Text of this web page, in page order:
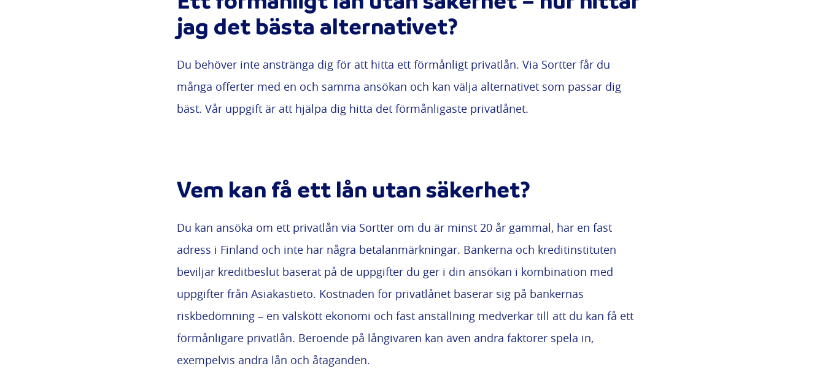
jag det bästa alternativet?
Du behöver inte anstränga dig för att hitta ett förmånligt privatlån. Via Sortter får du
många offerter med en och samma ansökan och kan välja alternativet som passar dig
bäst. Vår uppgift är att hjälpa dig hitta det förmånligaste privatlånet.
Vem kan få ett lån utan säkerhet?
Du kan ansöka om ett privatlån via Sortter om du är minst 20 år gammal, har en fast
adress i Finland och inte har några betalanmärkningar. Bankerna och kreditinstituten
beviljar kreditbeslut baserat på de uppgifter du ger i din ansökan i kombination med
uppgifter från Asiakastieto. Kostnaden för privatlånet baserar sig på bankernas
riskbedömning – en välskött ekonomi och fast anställning medverkar till att du kan få ett
förmånligare privatlån. Beroende på långivaren kan även andra faktorer spela in,
exempelvis andra lån och åtaganden.